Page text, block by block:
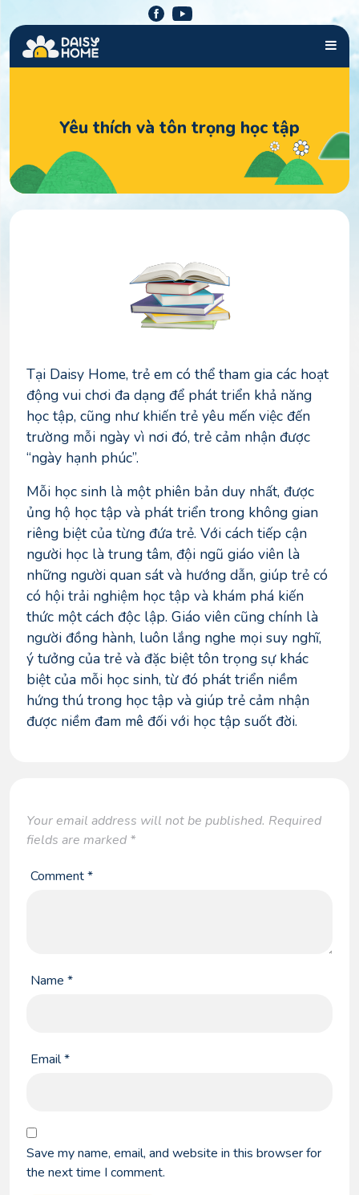
content
Yêu thích và tôn trọng học tập
Tại Daisy Home, trẻ em có thể tham gia các hoạt
động vui chơi đa dạng để phát triển khả năng
học tập, cũng như khiến trẻ yêu mến việc đến
trường mỗi ngày vì nơi đó, trẻ cảm nhận được
“ngày hạnh phúc”.
Mỗi học sinh là một phiên bản duy nhất, được
ủng hộ học tập và phát triển trong không gian
riêng biệt của từng đứa trẻ. Với cách tiếp cận
người học là trung tâm, đội ngũ giáo viên là
những người quan sát và hướng dẫn, giúp trẻ có
có hội trải nghiệm học tập và khám phá kiến
thức một cách độc lập. Giáo viên cũng chính là
người đồng hành, luôn lắng nghe mọi suy nghĩ,
ý tưởng của trẻ và đặc biệt tôn trọng sự khác
biệt của mỗi học sinh, từ đó phát triển niềm
hứng thú trong học tập và giúp trẻ cảm nhận
được niềm đam mê đối với học tập suốt đời.
Your email address will not be published. Required
fields are marked *
Comment*
Name*
Email*
Save my name, email, and website in this browser for
the next time I comment.